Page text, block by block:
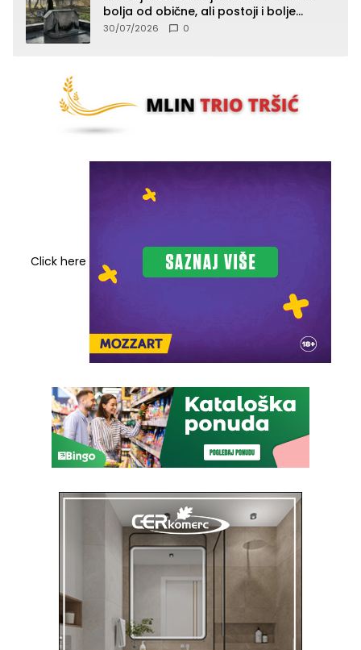
bolja od obične, ali postoji i bolje
rješenje
30/07/2026 0
Click here